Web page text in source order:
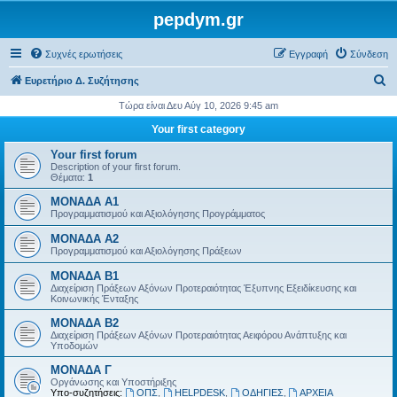
pepdym.gr
Συχνές ερωτήσεις Σύνδεση
Εγγραφή
Ευρετήριο Δ. Συζήτησης
ζ
τ
σ
Τώρα είναι Δευ Αύγ 10, 2026 9:45 am
Your first category
Your first forum
Description of your first forum.
Θέματα: 1
ΜΟΝΑΔΑ Α1
Προγραμματισμού και Αξιολόγησης Προγράμματος
ΜΟΝΑΔΑ Α2
Προγραμματισμού και Αξιολόγησης Πράξεων
ΜΟΝΑΔΑ Β1
Διαχείριση Πράξεων Αξόνων Προτεραιότητας Έξυπνης Εξειδίκευσης και
Κοινωνικής Ένταξης
ΜΟΝΑΔΑ Β2
Διαχείριση Πράξεων Αξόνων Προτεραιότητας Αειφόρου Ανάπτυξης και
Υποδομών
ΜΟΝΑΔΑ Γ
Οργάνωσης και Υποστήριξης
Υπο-συζητήσεις:
ΟΠΣ HELPDESK, ΟΔΗΓΙΕΣ ΑΡΧΕΙΑ